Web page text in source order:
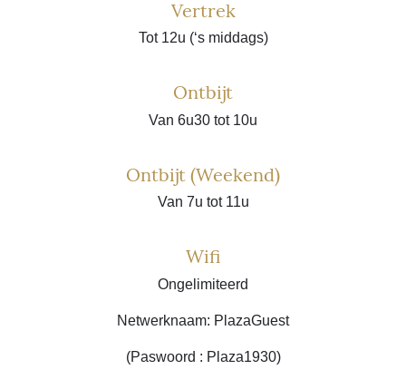
Vertrek
Tot 12u (‘s middags)
Ontbijt
Van 6u30 tot 10u
Ontbijt (Weekend)
Van 7u tot 11u
Wifi
Ongelimiteerd
Netwerknaam: PlazaGuest
(Paswoord : Plaza1930)